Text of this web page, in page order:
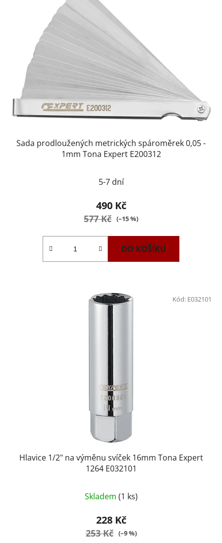
Sada prodloužených metrických spároměrek 0,05 -
1mm Tona Expert E200312
5-7 dní
490 Kč
577 Kč (–15 %)
DO KOŠÍKU
Hlavice 1/2" na výměnu svíček 16mm Tona Expert
1264 E032101
Skladem (1 ks)
228 Kč
253 Kč (–9 %)
Kód: E032101